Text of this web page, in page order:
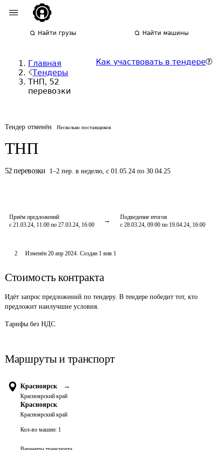
Найти грузы Найти машины
Главная
Тендеры
ТНП, 52
перевозки
Как участвовать в тендере
Тендер отменён Несколько поставщиков
ТНП
52 перевозки 1–2 пер. в неделю, с 01.05.24 по 30.04.25
Приём предложений
с 21.03.24, 11:00 по 27.03.24, 16:00
Подведение итогов
с 28.03.24, 09:00 по 19.04.24, 16:00
2 Изменён 20 апр 2024. Создан 1 янв 1
Стоимость контракта
Идёт запрос предложений по тендеру. В тендере победит тот, кто
предложит наилучшие условия.
Тарифы без НДС
Маршруты и транспорт
Красноярск →
Красноярский край
Красноярск
Красноярский край
Кол-во машин: 1